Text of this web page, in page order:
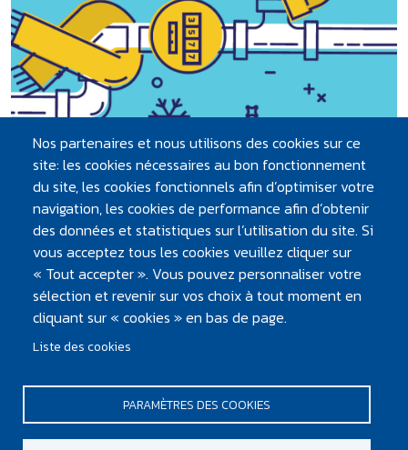
Protégez votre compteur contre le gel !
Le gel peut en effet provoquer des détériorations et avoir
d’importantes répercussions...
PIED DE PAGE
Nos partenaires et nous utilisons des cookies sur ce
site: les cookies nécessaires au bon fonctionnement
du site, les cookies fonctionnels afin d’optimiser votre
navigation, les cookies de performance afin d’obtenir
des données et statistiques sur l’utilisation du site. Si
vous acceptez tous les cookies veuillez cliquer sur
« Tout accepter ». Vous pouvez personnaliser votre
sélection et revenir sur vos choix à tout moment en
cliquant sur « cookies » en bas de page.
Liste des cookies
PARAMÈTRES DES COOKIES